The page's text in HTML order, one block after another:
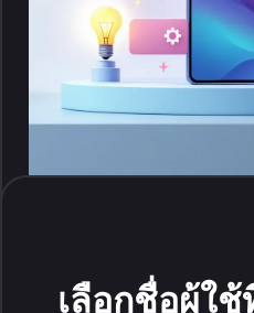
เลือกชื่อผู้ใ